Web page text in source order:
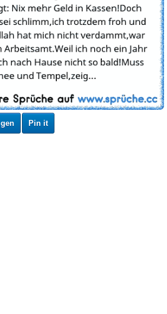
Pin it